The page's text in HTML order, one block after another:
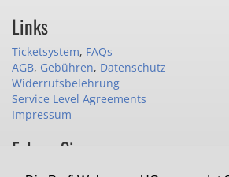
Links
Ticketsystem, FAQs
AGB, Gebühren, Datenschutz
Widerrufsbelehrung
Service Level Agreements
Impressum
Folgen Sie uns